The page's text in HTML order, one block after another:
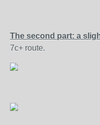
The second part: a
7c+ route.